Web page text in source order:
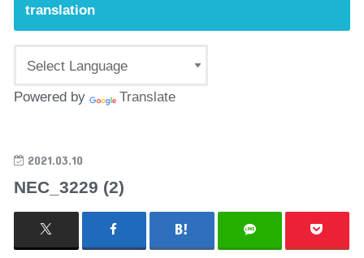
translation
Powered by Translate
2021.03.10
NEC_3229 (2)